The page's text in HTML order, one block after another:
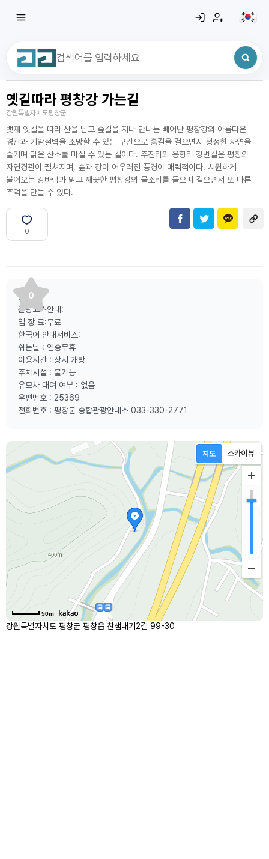
최근 검색어
옛길따라 평창강 가는길
강원특별자치도평창군
뱃재 옛길을 따라 산을 넘고 숲길을 지나 만나는 빼어난 평창강의 아름다운
경관과 기암절벽을 조망할 수 있는 구간으로 흙길을 걸으면서 청정한 자연을
즐기며 맑은 산소를 마실 수 있는 길이다. 주진리와 용항리 강변길은 평창의
자연경관이 펼쳐지며, 숲과 강이 어우러진 풍경이 매력적이다. 시원하게
불어오는 강바람과 맑고 깨끗한 평창강의 물소리를 들으며 걸으면서 또 다른
추억을 만들 수 있다.
0
0
등산로:
관광코스안내:
입 장 료:무료
한국어 안내서비스:
쉬는날 : 연중무휴
이용시간 : 상시 개방
주차시설 : 불가능
유모차 대여 여부 : 없음
우편번호 : 25369
전화번호 : 평창군 종합관광안내소 033-330-2771
50m
강원특별자치도 평창군 평창읍 찬샘내기2길 99-30